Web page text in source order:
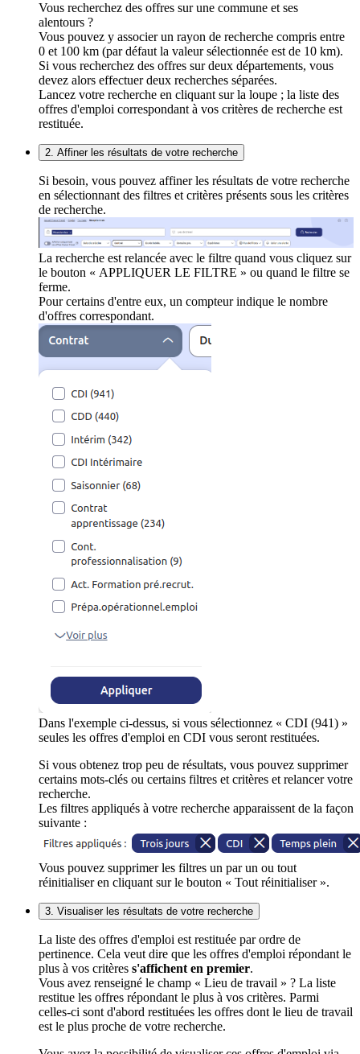
Vous recherchez des offres sur une commune et ses
alentours ?
Vous pouvez y associer un rayon de recherche compris entre
0 et 100 km (par défaut la valeur sélectionnée est de 10 km).
Si vous recherchez des offres sur deux départements, vous
devez alors effectuer deux recherches séparées.
Lancez votre recherche en cliquant sur la loupe ; la liste des
offres d'emploi correspondant à vos critères de recherche est
restituée.
2. Affiner les résultats de votre recherche
Si besoin, vous pouvez affiner les résultats de votre recherche
en sélectionnant des filtres et critères présents sous les critères
de recherche.
La recherche est relancée avec le filtre quand vous cliquez sur
le bouton « APPLIQUER LE FILTRE » ou quand le filtre se
ferme.
Pour certains d'entre eux, un compteur indique le nombre
d'offres correspondant.
Dans l'exemple ci-dessus, si vous sélectionnez « CDI (941) »
seules les offres d'emploi en CDI vous seront restituées.
Si vous obtenez trop peu de résultats, vous pouvez supprimer
certains mots-clés ou certains filtres et critères et relancer votre
recherche.
Les filtres appliqués à votre recherche apparaissent de la façon
suivante :
Vous pouvez supprimer les filtres un par un ou tout
réinitialiser en cliquant sur le bouton « Tout réinitialiser ».
3. Visualiser les résultats de votre recherche
La liste des offres d'emploi est restituée par ordre de
pertinence. Cela veut dire que les offres d'emploi répondant le
plus à vos critères s'affichent en premier.
Vous avez renseigné le champ « Lieu de travail » ? La liste
restitue les offres répondant le plus à vos critères. Parmi
celles-ci sont d'abord restituées les offres dont le lieu de travail
est le plus proche de votre recherche.